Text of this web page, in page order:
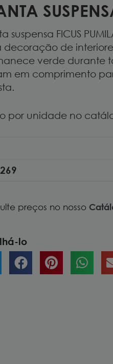
suspensa FICUS
decoração de
verde durante
em comprimento
por unidade no
preços no nosso
lo